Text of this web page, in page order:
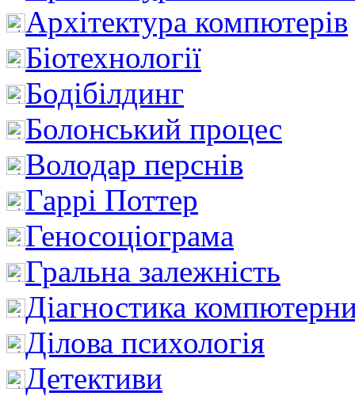
Архітектура компютерів
Біотехнології
Бодібілдинг
Болонський процес
Володар перснів
Гаррі Поттер
Геносоціограма
Гральна залежність
Діагностика
Ділова психологія
Детективи